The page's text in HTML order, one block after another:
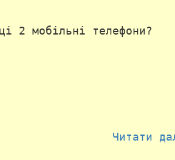
2 мобільні телефони?
Читати